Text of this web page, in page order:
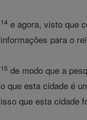
14 e agora, visto que
informações para o rei
15 de modo que a
o que esta cidade é
isso que esta cidade